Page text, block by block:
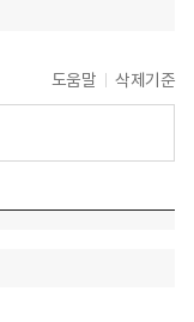
도움말 삭제기준